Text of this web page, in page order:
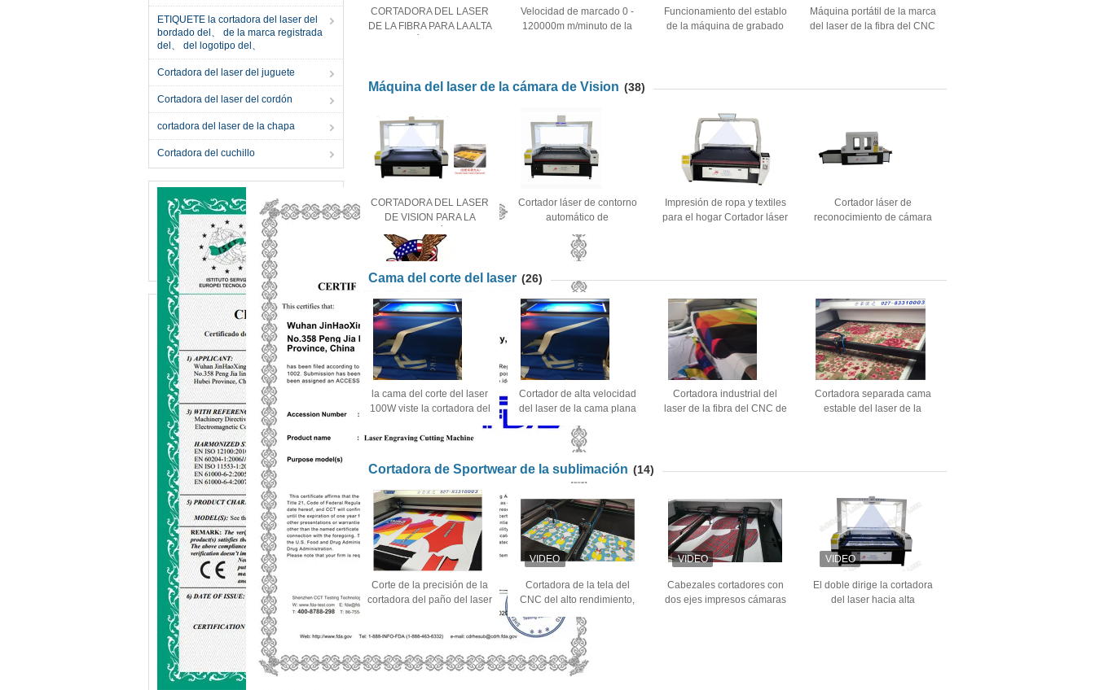
ETIQUETE la cortadora del laser del
bordado del、 de la marca registrada
del、 del logotipo del、
Cortadora del laser del juguete
Cortadora del laser del cordón
cortadora del laser de la chapa
Cortadora del cuchillo
CORTADORA DEL LASER
DE LA FIBRA PARA LA ALTA
Velocidad de marcado 0 -
120000m m/minuto de la
Funcionamiento del establo
de la máquina de grabado
Máquina portátil de la marca
del laser de la fibra del CNC
Máquina del laser de la cámara de Vision (38)
CORTADORA DEL LASER
DE VISION PARA LA
SUBLIMACIÓN QUE
IMPRIME FUENTES AL
AIRE LIBRE DE
SPORTWEAR
Cortador láser de contorno
automático de
posicionamiento visual de
gran formato
Impresión de ropa y textiles
para el hogar Cortador láser
Cortador láser de
reconocimiento de cámara
Cama del corte del laser (26)
la cama del corte del laser
100W viste la cortadora del
laser para la industria de
ropa
Cortador de alta velocidad
del laser de la cama plana
cortador del laser de 100
vatios para la tela del saco
hinchable
Cortadora industrial del
laser de la fibra del CNC de
Cortadora separada cama
estable del laser de la
Cortadora de Sportwear de la sublimación (14)
Corte de la precisión de la
cortadora del paño del laser
Cortadora de la tela del
CNC del alto rendimiento,
cortadora del laser del CO2
Cabezales cortadores con
dos ejes impresos cámaras
El doble dirige la cortadora
del laser hacia alta